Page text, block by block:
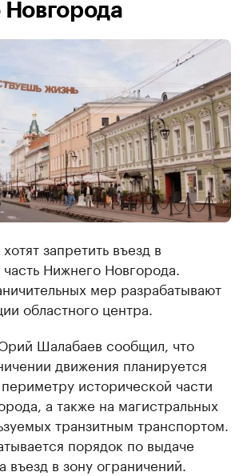
Новгорода
запретить въезд в
Нижнего Новгорода.
мер разрабатывают
областного центра.
Шалабаев сообщил, что
движения планируется
исторической части
а также на магистральных
транзитным транспортом.
порядок по выдаче
в зону ограничений.